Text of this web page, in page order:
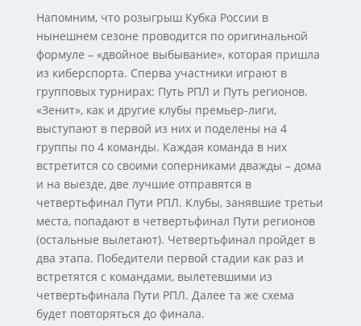
Напомним, что розыгрыш Кубка России в
нынешнем сезоне проводится по оригинальной
формуле – «двойное выбывание», которая пришла
из киберспорта. Сперва участники играют в
групповых турнирах: Путь РПЛ и Путь регионов.
«Зенит», как и другие клубы премьер-лиги,
выступают в первой из них и поделены на 4
группы по 4 команды. Каждая команда в них
встретится со своими соперниками дважды – дома
и на выезде, две лучшие отправятся в
четвертьфинал Пути РПЛ. Клубы, занявшие третьи
места, попадают в четвертьфинал Пути регионов
(остальные вылетают). Четвертьфинал пройдет в
два этапа. Победители первой стадии как раз и
встретятся с командами, вылетевшими из
четвертьфинала Пути РПЛ. Далее та же схема
будет повторяться до финала.